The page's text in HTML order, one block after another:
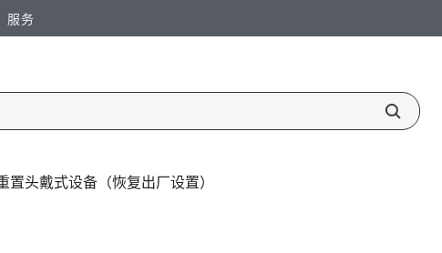
服务
置头戴式设备（恢复出厂设置）